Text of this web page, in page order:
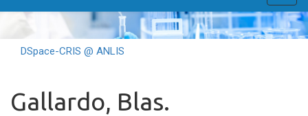
DSpace-CRIS @ ANLIS
Gallardo, Blas.